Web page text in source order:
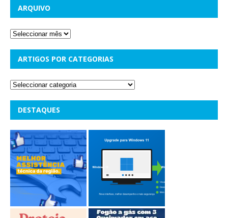
ARQUIVO
ARTIGOS POR CATEGORIAS
DESTAQUES